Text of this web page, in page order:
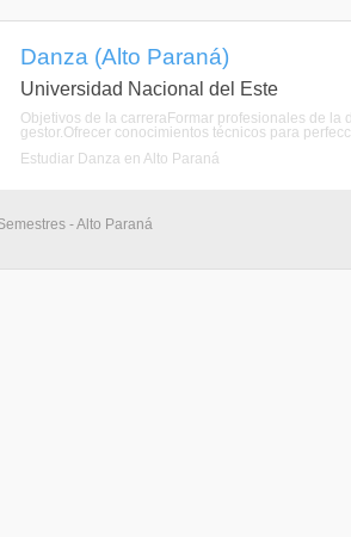
Danza (Alto Paraná)
Universidad Nacional del Este
Objetivos de la carreraFormar profesionales de
gestor.Ofrecer conocimientos técnicos para
Estudiar Danza en Alto Paraná
- Alto Paraná